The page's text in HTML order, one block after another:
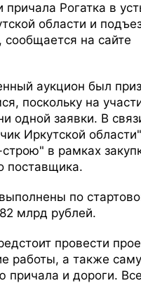
причала Рогатка в
области и
сообщается на сайте
аукцион был
поскольку на
одной заявки. В
Иркутской
в рамках
поставщика.
по
млрд рублей.
провести
работы, а также саму
причала и дороги.